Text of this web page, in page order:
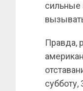
сильные
Правда,
субботу,